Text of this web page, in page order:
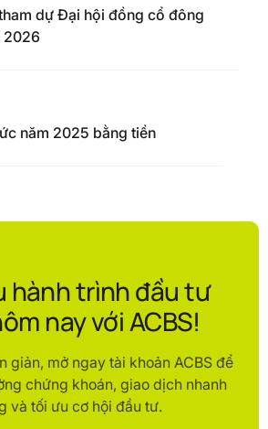
dự Đại hội đồng cổ đông
2026
năm 2025 bằng tiền
hành trình đầu tư
nay với ACBS!
giản, mở ngay tài khoản ACBS để
chứng khoán, giao dịch nhanh
và tối ưu cơ hội đầu tư.